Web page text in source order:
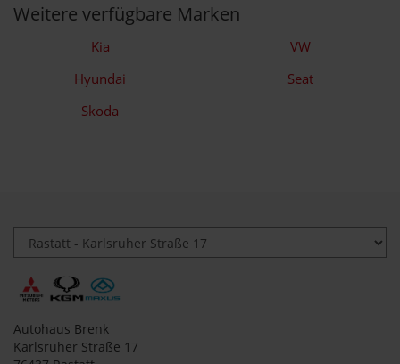
Weitere verfügbare Marken
Kia
VW
Hyundai
Seat
Skoda
Autohaus Brenk
Karlsruher Straße 17